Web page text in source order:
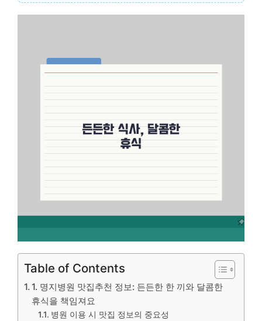
Table of Contents
1. 명지병원 맛집추천 정보: 든든한 한 끼와 달콤한
휴식을 책임져요
병원 이용 시 맛집 정보의 중요성